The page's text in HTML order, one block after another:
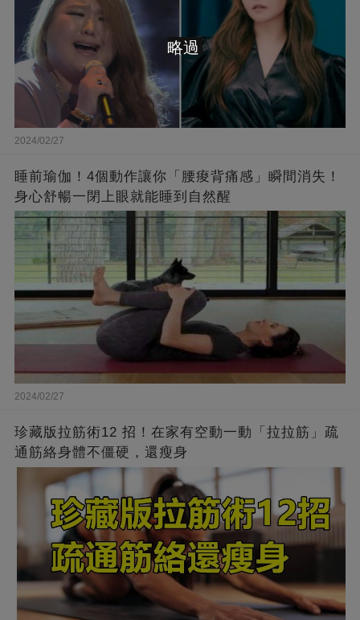
2024/02/27
睡前瑜伽！4個動作讓你「腰痠背痛感」瞬間消失！
身心舒暢一閉上眼就能睡到自然醒
2024/02/27
珍藏版拉筋術12 招！在家有空動一動「拉拉筋」疏
通筋絡身體不僵硬，還瘦身
略過